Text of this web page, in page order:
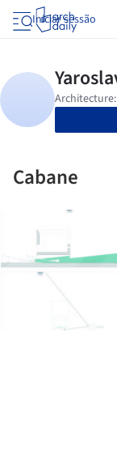
Iniciar sessão
Cabane